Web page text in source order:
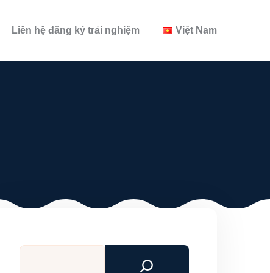
Liên hệ đăng ký trải nghiệm Việt Nam
Tìm